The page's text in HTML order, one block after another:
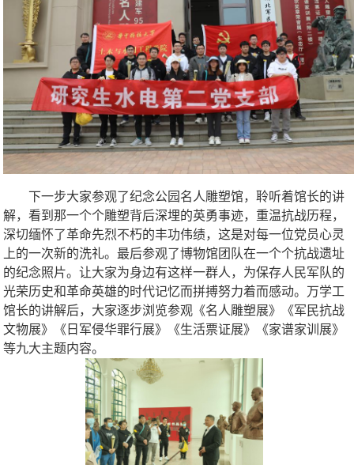
下一步大家参观了纪念公园名人雕塑馆，聆听着馆长的讲
解，看到那一个个雕塑背后深埋的英勇事迹，重温抗战历程，
深切缅怀了革命先烈不朽的丰功伟绩，这是对每一位党员心灵
上的一次新的洗礼。最后参观了博物馆团队在一个个抗战遗址
的纪念照片。让大家为身边有这样一群人，为保存人民军队的
光荣历史和革命英雄的时代记忆而拼搏努力着而感动。万学工
馆长的讲解后，大家逐步浏览参观《名人雕塑展》《军民抗战
文物展》《日军侵华罪行展》《生活票证展》《家谱家训展》
等九大主题内容。